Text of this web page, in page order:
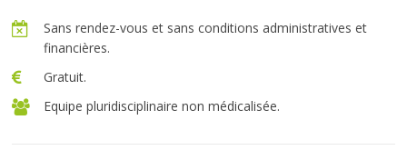
Sans rendez-vous et sans conditions administratives et
financières.
Gratuit.
Equipe pluridisciplinaire non médicalisée.